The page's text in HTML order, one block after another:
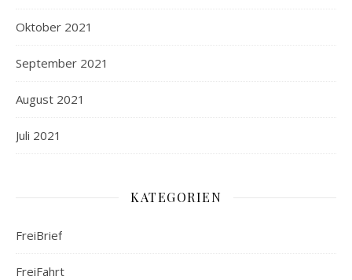
Oktober 2021
September 2021
August 2021
Juli 2021
KATEGORIEN
FreiBrief
FreiFahrt